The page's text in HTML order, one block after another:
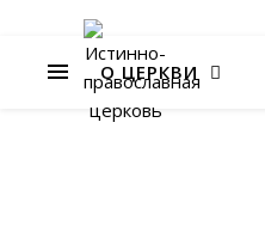
О ЦЕРКВИ